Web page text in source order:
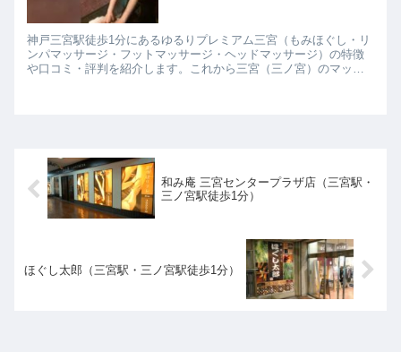
神戸三宮駅徒歩1分にあるゆるりプレミアム三宮（もみほぐし・リ
ンパマッサージ・フットマッサージ・ヘッドマッサージ）の特徴
や口コミ・評判を紹介します。これから三宮（三ノ宮）のマッサ
和み庵 三宮センタープラザ店（三宮駅・
三ノ宮駅徒歩1分）
ほぐし太郎（三宮駅・三ノ宮駅徒歩1分）